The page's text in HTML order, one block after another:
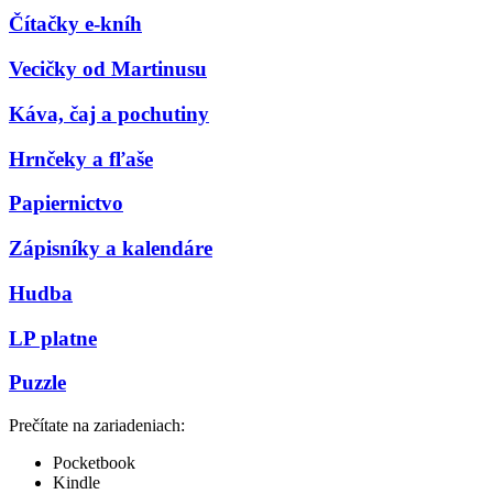
Čítačky e-kníh
Vecičky od Martinusu
Káva, čaj a pochutiny
Hrnčeky a fľaše
Papiernictvo
Zápisníky a kalendáre
Hudba
LP platne
Puzzle
Prečítate na zariadeniach:
Pocketbook
Kindle